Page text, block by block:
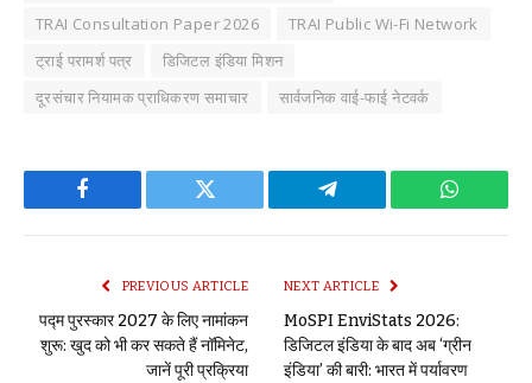
TRAI Consultation Paper 2026
TRAI Public Wi-Fi Network
ट्राई परामर्श पत्र
डिजिटल इंडिया मिशन
दूरसंचार नियामक प्राधिकरण समाचार
सार्वजनिक वाई-फाई नेटवर्क
Facebook Twitter Telegram
PREVIOUS ARTICLE
पद्म पुरस्कार 2027 के लिए नामांकन
शुरू: खुद को भी कर सकते हैं नॉमिनेट,
जानें पूरी प्रक्रिया
NEXT ARTICLE
MoSPI EnviStats 2026:
डिजिटल इंडिया के बाद अब ‘ग्रीन
इंडिया’ की बारी: भारत में पर्यावरण